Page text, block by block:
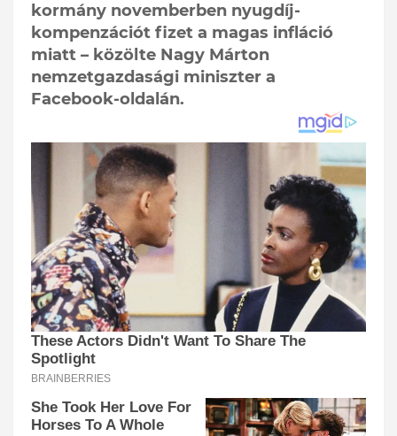
kormány novemberben nyugdíj-
kompenzációt fizet a magas infláció
miatt – közölte Nagy Márton
nemzetgazdasági miniszter a
Facebook-oldalán.